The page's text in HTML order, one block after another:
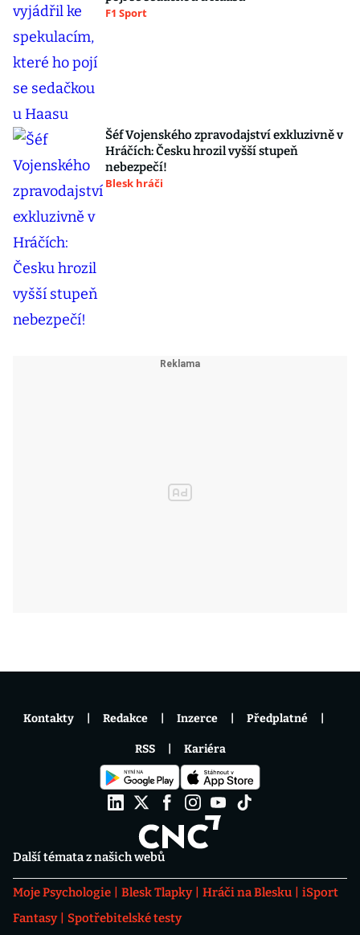
F1 Sport
Šéf Vojenského zpravodajství exkluzivně v
Hráčích: Česku hrozil vyšší stupeň
nebezpečí!
Blesk hráči
Další témata z našich webů
Moje Psychologie Blesk Tlapky Hráči na Blesku
iSport
Fantasy
Spotřebitelské testy
Kontakty Redakce Inzerce Předplatné
RSS Kariéra